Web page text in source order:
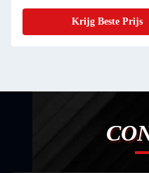
Krijg Beste Prijs